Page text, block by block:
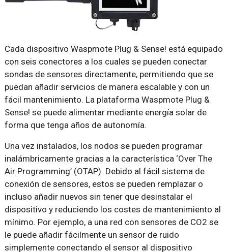
Cada dispositivo Waspmote Plug & Sense! está equipado
con seis conectores a los cuales se pueden conectar
sondas de sensores directamente, permitiendo que se
puedan añadir servicios de manera escalable y con un
fácil mantenimiento. La plataforma Waspmote Plug &
Sense! se puede alimentar mediante energía solar de
forma que tenga años de autonomía.
Una vez instalados, los nodos se pueden programar
inalámbricamente gracias a la característica ‘Over The
Air Programming’ (OTAP). Debido al fácil sistema de
conexión de sensores, estos se pueden remplazar o
incluso añadir nuevos sin tener que desinstalar el
dispositivo y reduciendo los costes de mantenimiento al
mínimo. Por ejemplo, a una red con sensores de CO2 se
le puede añadir fácilmente un sensor de ruido
simplemente conectando el sensor al dispositivo